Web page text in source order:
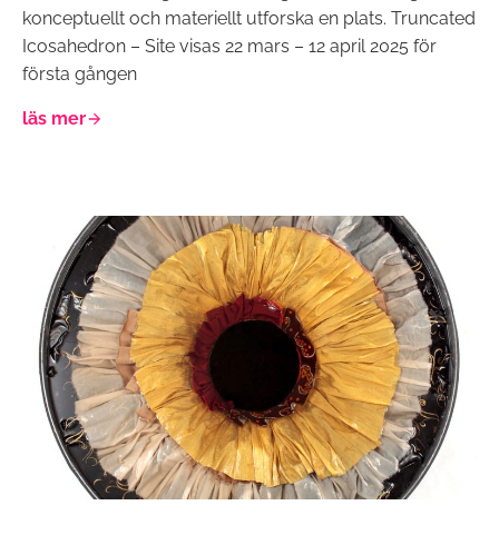
konceptuellt och materiellt utforska en plats. Truncated
Icosahedron – Site visas 22 mars – 12 april 2025 för
första gången
läs mer